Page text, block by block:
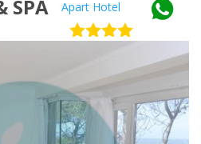
SPA Apart Hotel